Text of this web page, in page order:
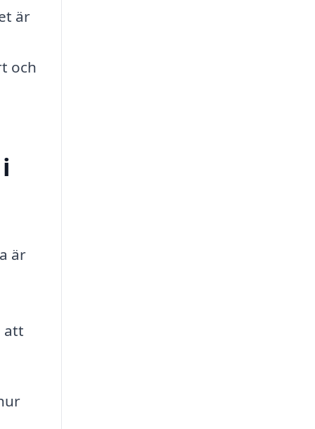
är
och
är
att